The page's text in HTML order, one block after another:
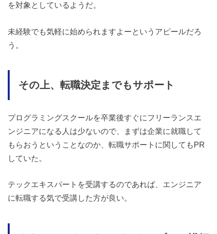
を対象としているようだ。
未経験でも気軽に始められますよーというアピールだろ
う。
その上、転職決定までもサポート
プログラミングスクールを卒業後すぐにフリーランスエ
ンジニアになる人は少ないので、まずは企業に就職して
もらおうということなのか、転職サポートに関してもPR
していた。
テックエキスパートを受講するのであれば、エンジニア
に転職する気で受講した方が良い。